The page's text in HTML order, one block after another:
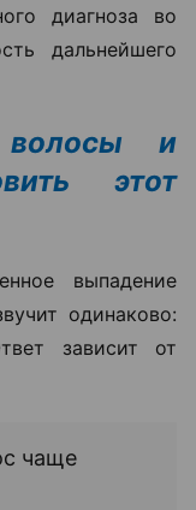
диагноза во
дальнейшего
волосы и
этот
выпадение
одинаково:
зависит от
чаще